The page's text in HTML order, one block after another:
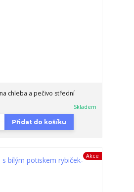
chleba a pečivo střední
Skladem
Přidat do košíku
Akce